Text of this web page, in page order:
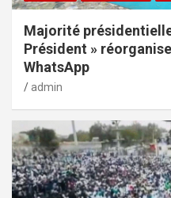
Majorité
Président »
WhatsApp
admin